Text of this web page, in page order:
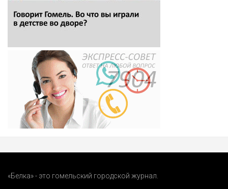
«Белка» - это гомельский городской журнал.